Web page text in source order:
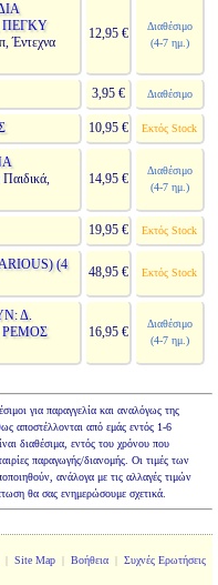
ΠΕΓΚΥ
Έντεχνα
12,95 €
Διαθέσιμο
(4-7 ημ.)
3,95 € Διαθέσιμο
10,95 € Εκτός Stock
14,95 €
Διαθέσιμο
(4-7 ημ.)
19,95 € Εκτός Stock
(4
48,95 € Εκτός Stock
Δ.
ΡΕΜΟΣ
16,95 €
Διαθέσιμο
(4-7 ημ.)
για παραγγελία και αναλόγως της
αποστέλλονται από εμάς εντός 1-6
διαθέσιμα, εντός του χρόνου που
παραγωγής/διανομής. Οι τιμές των
ανάλογα με τις αλλαγές τιμών
θα σας ενημερώσουμε σχετικά.
| Site Map | Βοήθεια | Συχνές Ερωτήσεις